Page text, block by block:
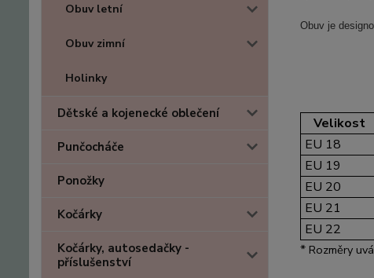
Obuv letní
Obuv zimní
Holinky
Dětské a kojenecké oblečení
Punčocháče
Ponožky
Kočárky
Kočárky, autosedačky -
příslušenství
Obuv je
Velikost
EU 18
EU 19
EU 20
EU 21
EU 22
* Rozměry